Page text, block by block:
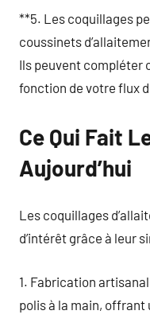
**5. Les coquillages
coussinets
Ils peuvent compléter
fonction de votre flux
Ce Qui Fait
Aujourd’hui
Les coquillages
d’intérêt grâce à leur
1. Fabrication
polis à la main, offrant